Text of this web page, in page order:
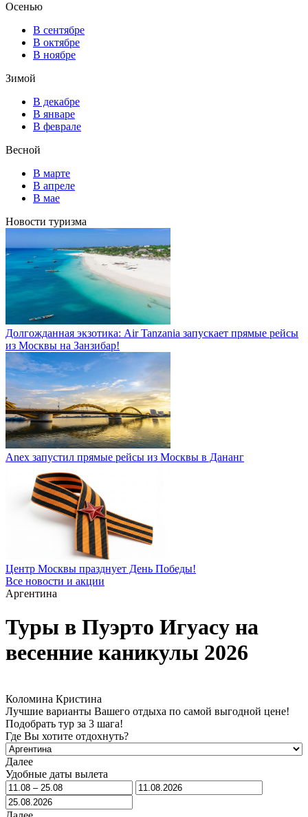
Осенью
В сентябре
В октябре
В ноябре
Зимой
В декабре
В январе
В феврале
Весной
В марте
В апреле
В мае
Новости туризма
Долгожданная экзотика: Air Tanzania запускает прямые рейсы
из Москвы на Занзибар!
Anex запустил прямые рейсы из Москвы в Дананг
Центр Москвы празднует День Победы!
Все новости и акции
Аргентина
Туры в Пуэрто Игуасу на
весенние каникулы 2026
Коломина Кристина
Лучшие варианты Вашего отдыха по самой выгодной цене!
Подобрать тур за 3 шага!
Где Вы хотите отдохнуть?
Далее
Удобные даты вылета